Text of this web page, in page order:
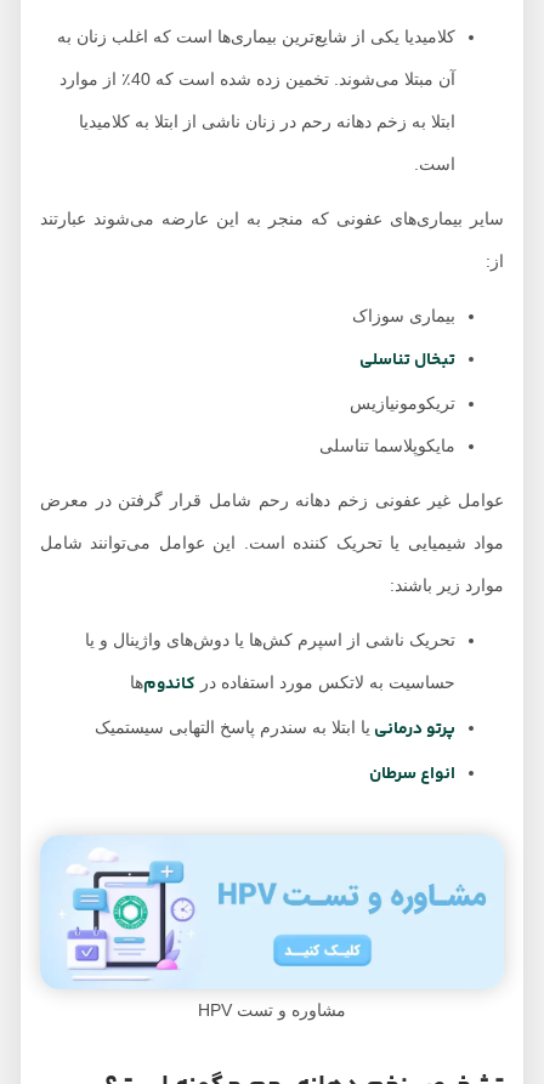
کلامیدیا یکی از شایع‌ترین بیماری‌ها است که اغلب زنان به
آن مبتلا می‌شوند. تخمین زده شده است که 40٪ از موارد
ابتلا به زخم دهانه رحم در زنان ناشی از ابتلا به کلامیدیا
است.
سایر بیماری‌های عفونی که منجر به این عارضه می‌شوند عبارتند
بیماری سوزاک
تبخال تناسلی
تریکومونیازیس
مایکوپلاسما تناسلی
عوامل غیر عفونی زخم دهانه رحم شامل قرار گرفتن در معرض
مواد شیمیایی یا تحریک کننده است. این عوامل می‌توانند شامل
موارد زیر باشند:
تحریک ناشی از اسپرم کش‌ها یا دوش‌های واژینال و یا
حساسیت به لاتکس مورد استفاده درکاندوم‌ها
پرتو درمانییا ابتلا به سندرم پاسخ التهابی سیستمیک
انواع سرطان‌
مشاوره و تست HPV